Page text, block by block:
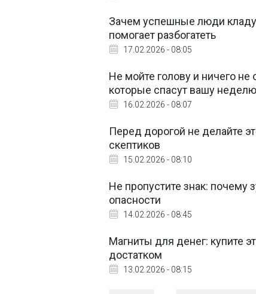
Зачем успешные люди
помогает разбогатеть
17.02.2026 - 08:05
Не мойте голову и ничего
которые спасут вашу неделю
16.02.2026 - 08:07
Перед дорогой не делайте
скептиков
15.02.2026 - 08:10
Не пропустите знак: почему
опасности
14.02.2026 - 08:45
Магниты для денег: купите
достатком
13.02.2026 - 08:15